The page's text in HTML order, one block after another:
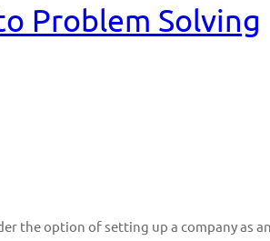
Problem Solving
the option of setting up a company as